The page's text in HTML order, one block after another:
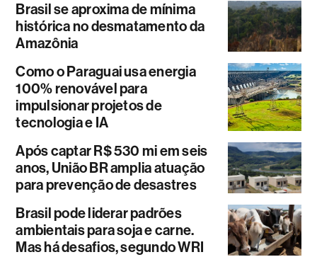
Brasil se aproxima de mínima
histórica no desmatamento da
Amazônia
Como o Paraguai usa energia
100% renovável para
impulsionar projetos de
tecnologia e IA
Após captar R$ 530 mi em seis
anos, União BR amplia atuação
para prevenção de desastres
Brasil pode liderar padrões
ambientais para soja e carne.
Mas há desafios, segundo WRI